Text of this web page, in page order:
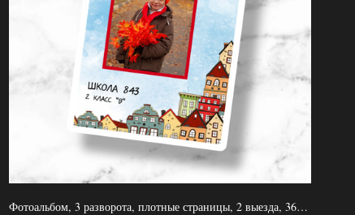
Фотоальбом, 3 разворота, плотные страницы, 2 выезда, 3600р